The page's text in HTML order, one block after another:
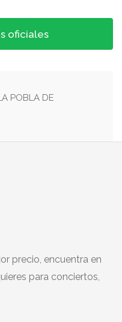
oficiales
precio, encuentra en
para conciertos,